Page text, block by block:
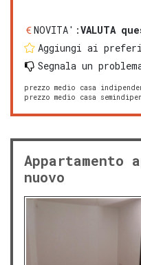
NOVITA':VALUTA
Aggiungi ai
Segnala un
prezzo medio casa
prezzo medio casa
Appartamento
nuovo